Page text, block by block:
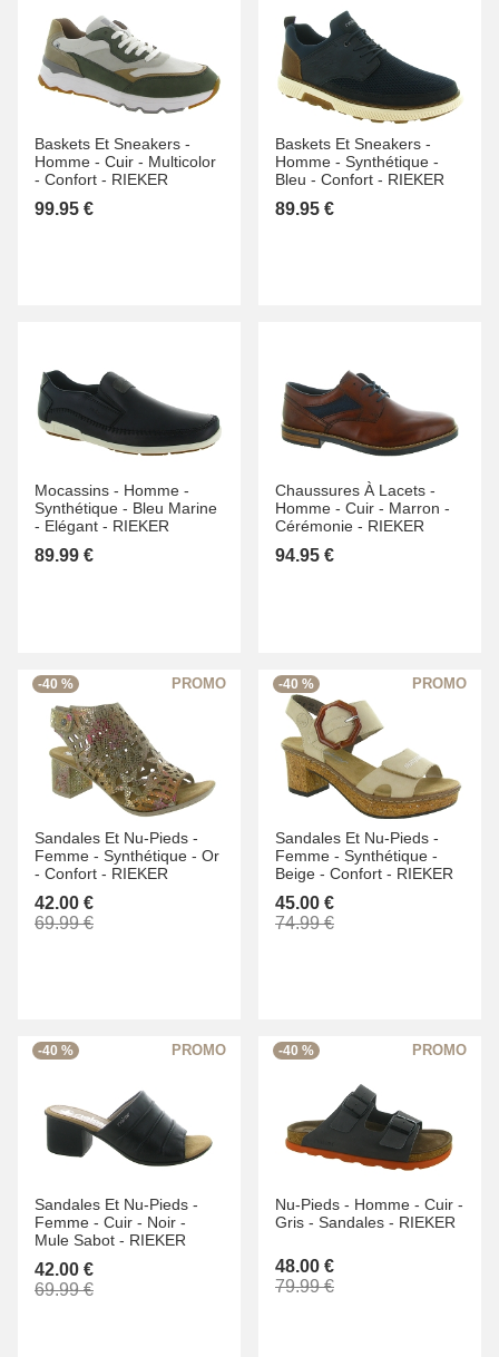
Baskets Et Sneakers -
Homme - Cuir - Multicolor
- Confort - RIEKER
99.95 €
Baskets Et Sneakers -
Homme - Synthétique -
Bleu - Confort - RIEKER
89.95 €
Mocassins - Homme -
Synthétique - Bleu Marine
- Elégant - RIEKER
89.99 €
Chaussures À Lacets -
Homme - Cuir - Marron -
Cérémonie - RIEKER
94.95 €
-40 %
Sandales Et Nu-Pieds -
Femme - Synthétique - Or
- Confort - RIEKER
42.00 €
69.99 €
-40 %
Sandales Et Nu-Pieds -
Femme - Synthétique -
Beige - Confort - RIEKER
45.00 €
74.99 €
-40 %
Sandales Et Nu-Pieds -
Femme - Cuir - Noir -
Mule Sabot - RIEKER
42.00 €
69.99 €
-40 %
Nu-Pieds - Homme - Cuir -
Gris - Sandales - RIEKER
48.00 €
79.99 €